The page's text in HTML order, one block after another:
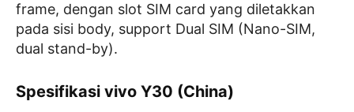
frame, dengan slot SIM card yang diletakkan
pada sisi body, support Dual SIM (Nano-SIM,
dual stand-by).
Spesifikasi vivo Y30 (China)